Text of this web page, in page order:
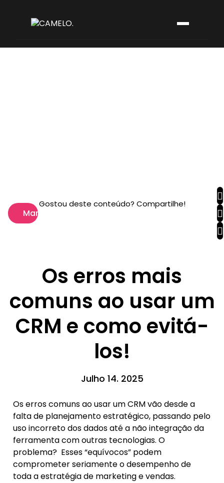
Marketing
Gostou deste conteúdo? Compartilhe!
Os erros mais
comuns ao usar um
CRM e como evitá-
los!
Julho 14. 2025
Os erros comuns ao usar um CRM vão desde a
falta de planejamento estratégico, passando pelo
uso incorreto dos dados até a não integração da
ferramenta com outras tecnologias. O
problema? Esses “equívocos” podem
comprometer seriamente o desempenho de
toda a estratégia de marketing e vendas.